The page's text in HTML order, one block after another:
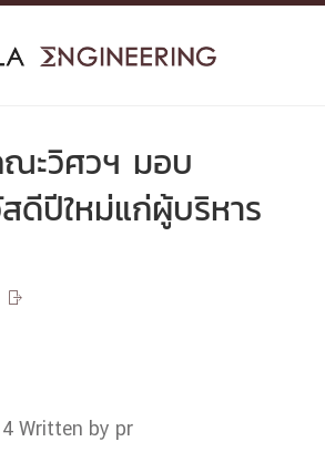
ะวิศวฯ มอบ
สดีปีใหม่แก่ผู้บริหาร

Written by pr